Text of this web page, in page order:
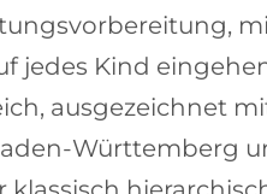
jedes Kind
ausgezeichnet
Württemberg